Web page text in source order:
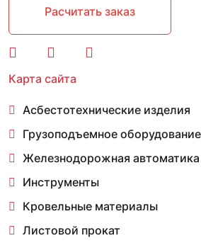
Расчитать заказ
Карта сайта
Асбестотехнические изделия
Грузоподъемное оборудование
Железнодорожная автоматика
Инструменты
Кровельные материалы
Листовой прокат